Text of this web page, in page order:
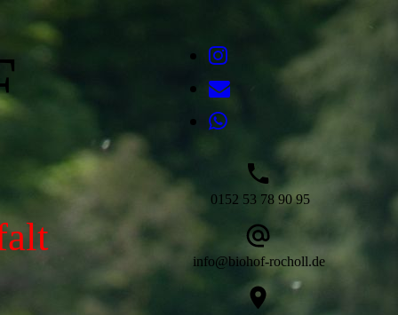
0152 53 78 90 95
info@biohof-rocholl.de